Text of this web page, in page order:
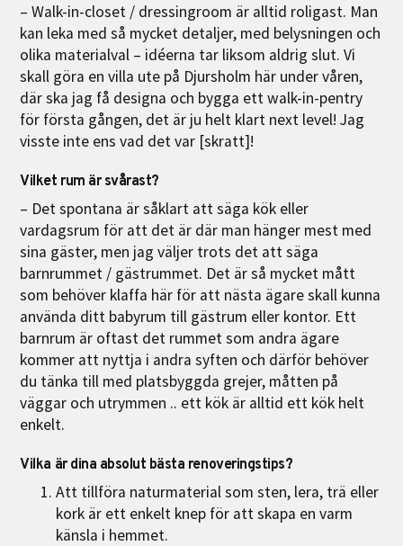
– Walk-in-closet / dressingroom är alltid roligast. Man
kan leka med så mycket detaljer, med belysningen och
olika materialval – idéerna tar liksom aldrig slut. Vi
skall göra en villa ute på Djursholm här under våren,
där ska jag få designa och bygga ett walk-in-pentry
för första gången, det är ju helt klart next level! Jag
visste inte ens vad det var [skratt]!
Vilket rum är svårast?
– Det spontana är såklart att säga kök eller
vardagsrum för att det är där man hänger mest med
sina gäster, men jag väljer trots det att säga
barnrummet / gästrummet. Det är så mycket mått
som behöver klaffa här för att nästa ägare skall kunna
använda ditt babyrum till gästrum eller kontor. Ett
barnrum är oftast det rummet som andra ägare
kommer att nyttja i andra syften och därför behöver
du tänka till med platsbyggda grejer, måtten på
väggar och utrymmen .. ett kök är alltid ett kök helt
enkelt.
Vilka är dina absolut bästa renoveringstips?
Att tillföra naturmaterial som sten, lera, trä eller
kork är ett enkelt knep för att skapa en varm
känsla i hemmet.